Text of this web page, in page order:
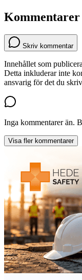
Kommentarer
Skriv kommentar
Innehållet som
Detta inkluderar inte
ansvarig för det du
Inga kommentarer än.
Visa fler kommentarer